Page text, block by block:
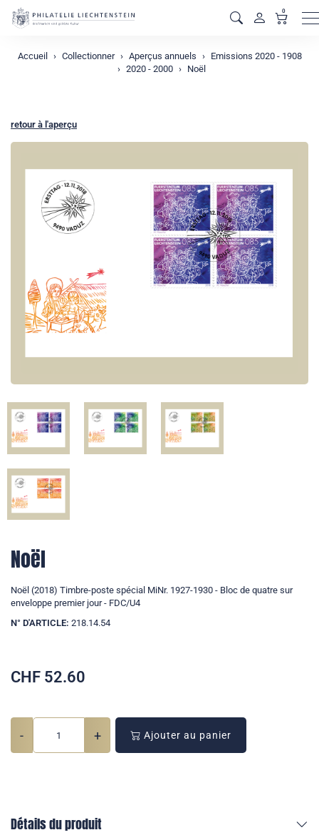
0
Accueil Collectionner Aperçus annuels
Emissions 2020 - 1908
2020 - 2000
Noël
retour à l'aperçu
Noël
Noël (2018) Timbre-poste spécial MiNr. 1927-1930 - Bloc de quatre sur
enveloppe premier jour - FDC/U4
N° D'ARTICLE: 218.14.54
CHF 52.60
- + Ajouter au panier
Détails du produit